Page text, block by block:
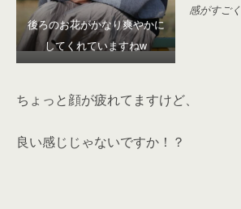
後ろのお花がかなり爽やかに
してくれていますねw
感がすご
ちょっと顔が疲れてますけど、
良い感じじゃないですか！？